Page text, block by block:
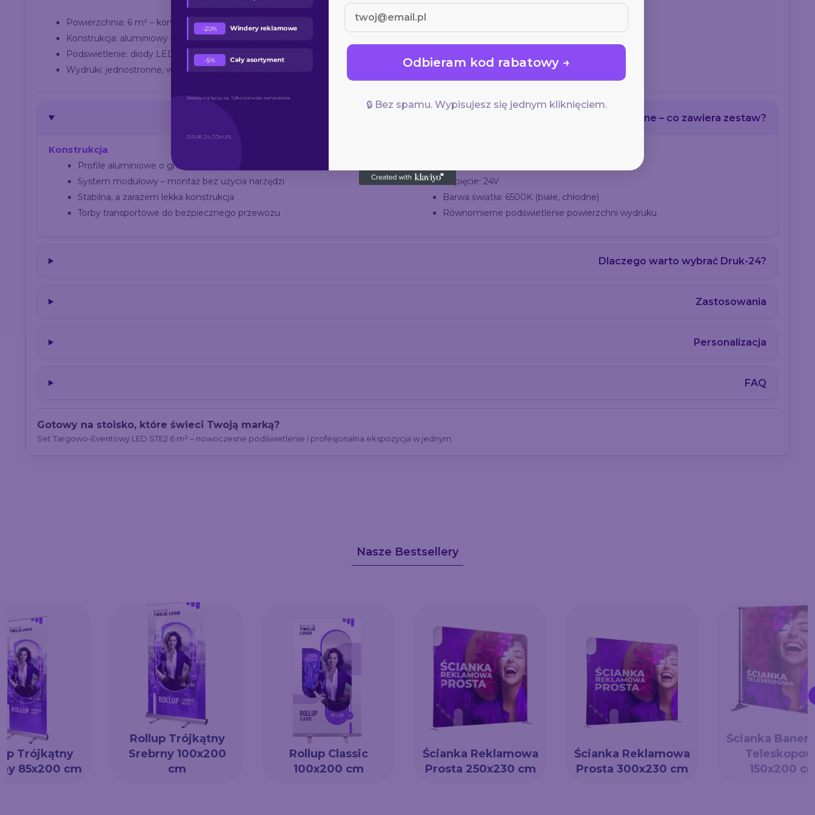
Powierzchnia: 6 m² – kompaktowe, a efektowne stoisko
Konstrukcja: aluminiowy profil 10 cm, lekki i stabilny
Podświetlenie: diody LED o mocy 2,8W, 24V, światło 6500K
Wydruki: jednostronne, wymienne, druk sublimacyjny na tkaninie stretch
Szczegóły techniczne – co zawiera zestaw?
Konstrukcja
Profile aluminiowe o grubości 10 cm
System modułowy – montaż bez użycia narzędzi
Stabilna, a zarazem lekka konstrukcja
Torby transportowe do bezpiecznego przewozu
Napięcie: 24V
Barwa światła: 6500K (białe, chłodne)
Równomierne podświetlenie powierzchni wydruku
Dlaczego warto wybrać Druk-24?
Zastosowania
Personalizacja
FAQ
Gotowy na stoisko, które świeci Twoją marką?
Set Targowo-Eventowy LED STE2 6 m² – nowoczesne podświetlenie i profesjonalna ekspozycja w jednym.
Nasze Bestsellery
Trójkątny
85x200 cm
Rollup Trójkątny
Srebrny 100x200
cm
Rollup Classic
100x200 cm
Ścianka Reklamowa
Prosta 250x230 cm
Ścianka Reklamowa
Prosta 300x230 cm
Ścianka
150x200
Odbieram kod rabatowy →
🔒 Bez spamu. Wypisujesz się jednym kliknięciem.